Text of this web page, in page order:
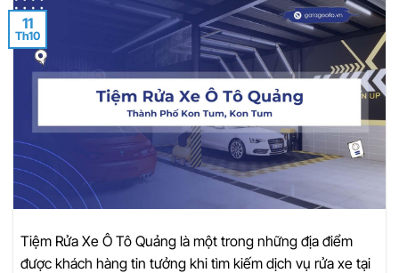
11
Th10
Tiệm Rửa Xe Ô Tô Quảng là một trong những địa điểm
được khách hàng tin tưởng khi tìm kiếm dịch vụ rửa xe tại